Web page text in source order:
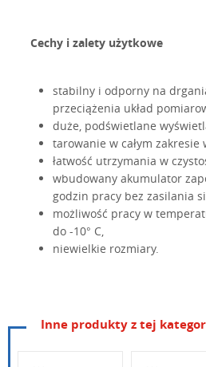
Cechy i zalety użytkowe
stabilny i odporny na
przeciążenia układ
duże, podświetlane
tarowanie w całym zakresie
łatwość utrzymania w
wbudowany akumulator
godzin pracy bez zasilania
możliwość pracy w
do -10° C,
niewielkie rozmiary.
Inne produkty z tej